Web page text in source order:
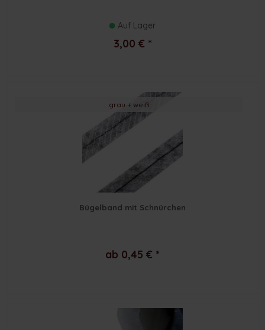
Auf Lager
3,00 € *
grau + weiß
Bügelband mit Schnürchen
ab 0,45 € *